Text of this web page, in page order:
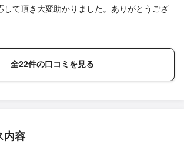
して頂き大変助かりました。ありがとうござ
全22件の口コミを見る
内容